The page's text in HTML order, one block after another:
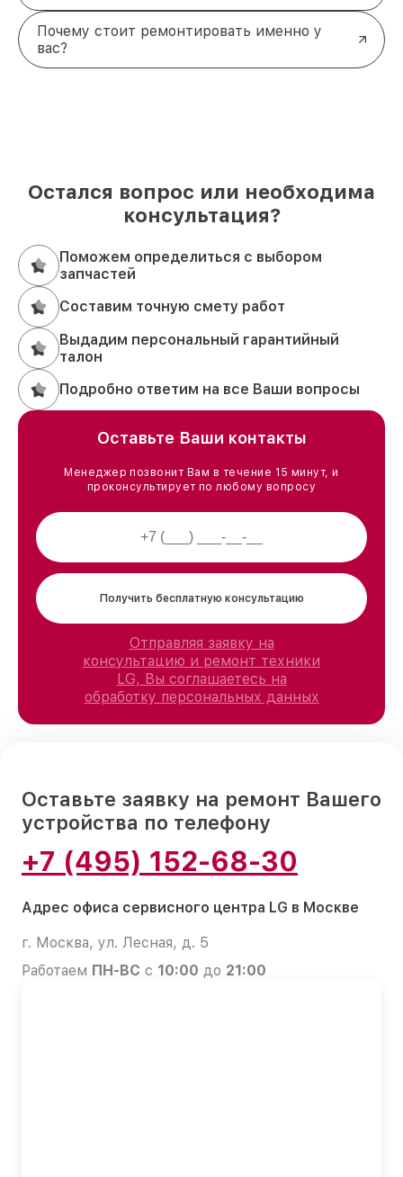
Почему стоит ремонтировать именно у
вас?
Остался вопрос или необходима
консультация?
Поможем определиться с выбором
запчастей
Составим точную смету работ
Выдадим персональный гарантийный
талон
Подробно ответим на все Ваши вопросы
Оставьте Ваши контакты
Менеджер позвонит Вам в течение 15 минут, и
проконсультирует по любому вопросу
Получить бесплатную консультацию
Отправляя заявку на
консультацию и ремонт техники
LG, Вы соглашаетесь на
обработку персональных данных
Оставьте заявку на ремонт Вашего
устройства по телефону
+7 (495) 152-68-30
Адрес офиса сервисного центра LG в Москве
г. Москва, ул. Лесная, д. 5
Работаем ПН-ВС с 10:00 до 21:00